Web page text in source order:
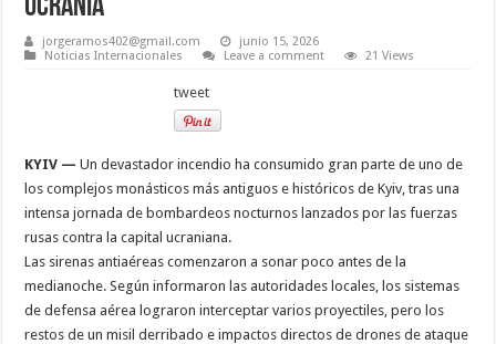
Ucrania
jorgeramos402@gmail.com
junio 15, 2026
Noticias Internacionales
Leave a comment 21 Views
tweet
KYIV — Un devastador incendio ha consumido gran parte de uno de
los complejos monásticos más antiguos e históricos de Kyiv, tras una
intensa jornada de bombardeos nocturnos lanzados por las fuerzas
rusas contra la capital ucraniana.
Las sirenas antiaéreas comenzaron a sonar poco antes de la
medianoche. Según informaron las autoridades locales, los sistemas
de defensa aérea lograron interceptar varios proyectiles, pero los
restos de un misil derribado e impactos directos de drones de ataque